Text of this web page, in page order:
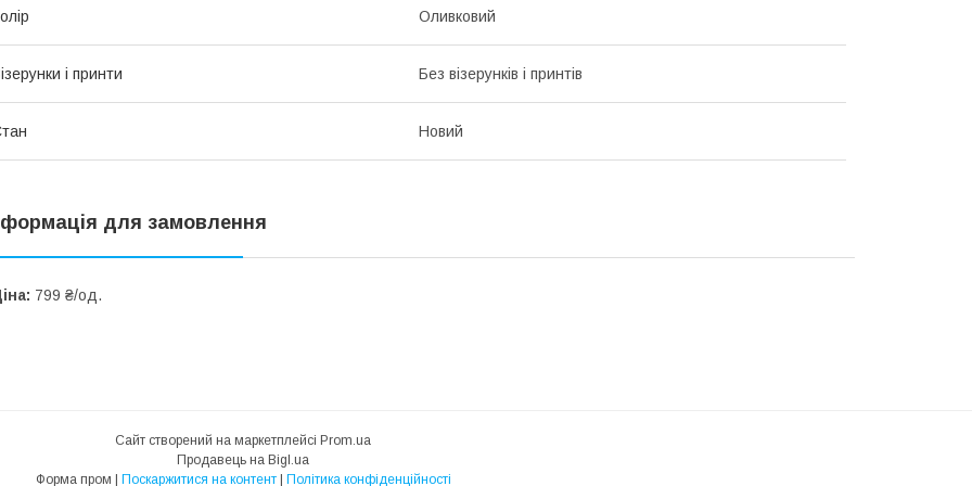
Оливковий
і принти Без візерунків і принтів
Новий
для замовлення
799 ₴/од.
Сайт створений на маркетплейсі Prom.ua
Продавець на Bigl.ua
Форма пром | Поскаржитися на контент | Політика конфіденційності